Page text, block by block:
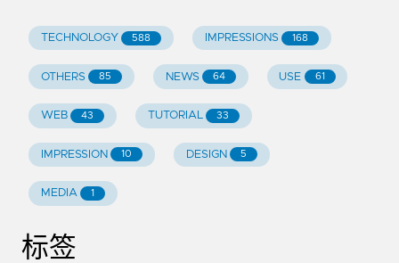
TECHNOLOGY 588 IMPRESSIONS 168
OTHERS 85 NEWS 64 USE 61
WEB 43 TUTORIAL 33
IMPRESSION 10 DESIGN 5
MEDIA 1
标签